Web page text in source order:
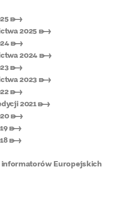
➸
2025 ➸
➸
2024 ➸
➸
2023 ➸
➸
2021 ➸
➸
➸
➸
Europejskich